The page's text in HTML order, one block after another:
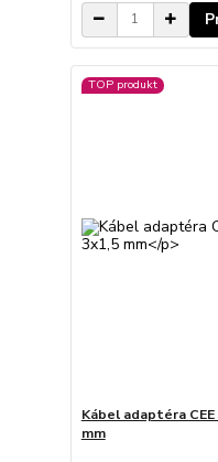
TOP produkt
Kábel adaptéra
mm